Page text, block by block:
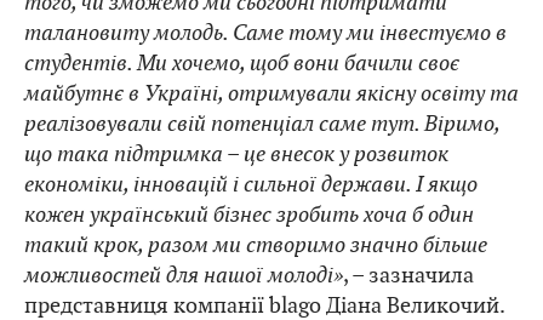
талановиту молодь. Саме тому ми інвестуємо в
студентів. Ми хочемо, щоб вони бачили своє
майбутнє в Україні, отримували якісну освіту та
реалізовували свій потенціал саме тут. Віримо,
що така підтримка – це внесок у розвиток
економіки, інновацій і сильної держави. І якщо
кожен український бізнес зробить хоча б один
такий крок, разом ми створимо значно більше
можливостей для нашої молоді», – зазначила
представниця компанії blago Діана Великочий.